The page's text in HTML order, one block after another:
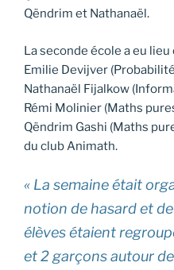
Qëndrim et Nathanaël.
La seconde école a eu
Emilie Devijver
Nathanaël Fijalkow
Rémi Molinier (Maths
Qëndrim Gashi (Maths
du club Animath.
« La semaine était
notion de hasard et
élèves étaient
et 2 garçons autour